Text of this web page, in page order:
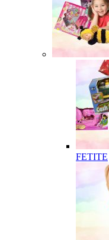
FETITE